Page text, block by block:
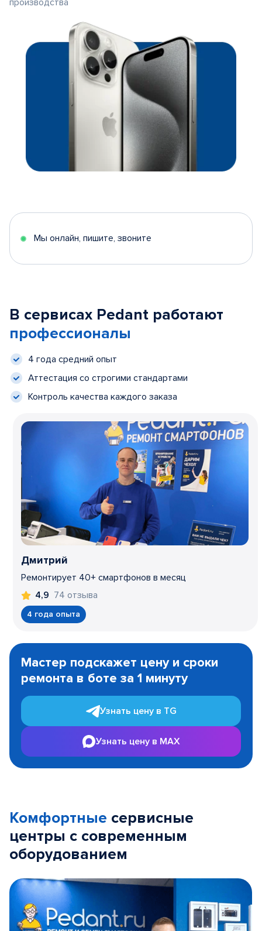
производства
Мы онлайн, пишите, звоните
В сервисах Pedant работают
профессионалы
4 года средний опыт
Аттестация со строгими стандартами
Контроль качества каждого заказа
Дмитрий
Ремонтирует 40+ смартфонов в месяц
4,9 74 отзыва
4 года опыта
1
Мастер подскажет цену и сроки
ремонта в боте за 1 минуту
Узнать цену в TG
Узнать цену в MAX
Комфортные сервисные
центры с современным
оборудованием